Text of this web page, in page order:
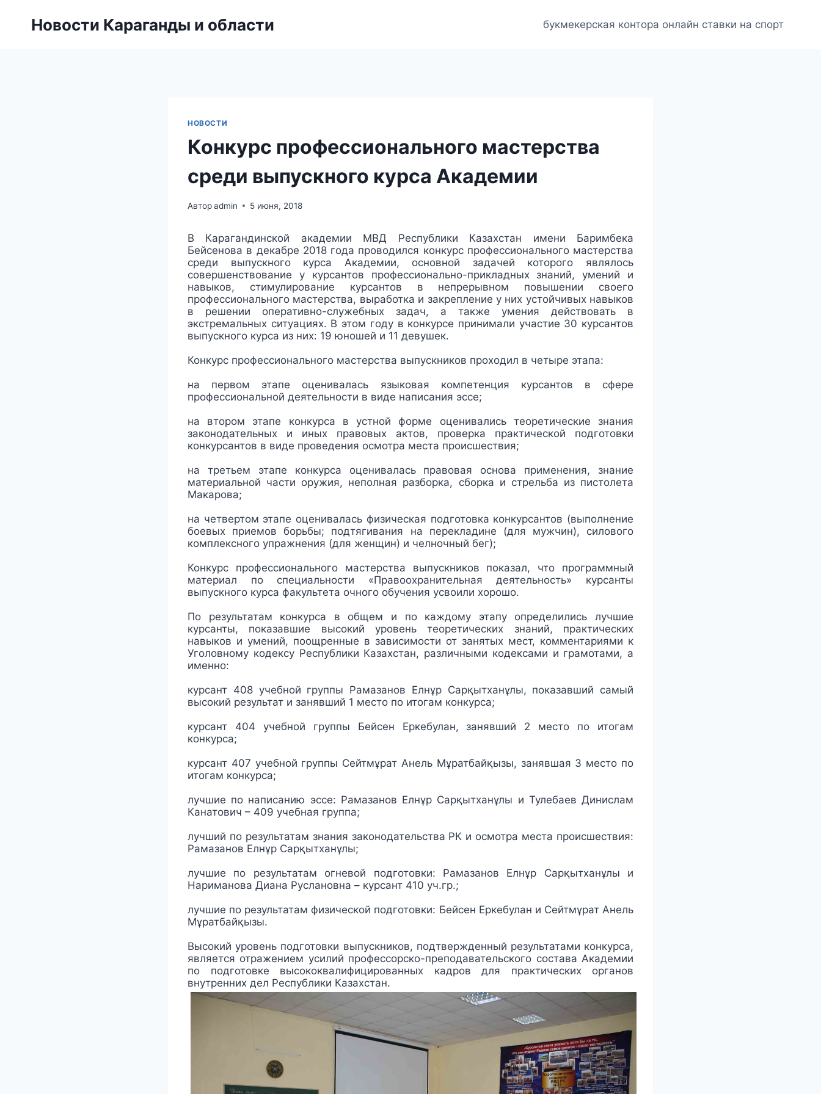
Новости Караганды и области букмекерская контора онлайн ставки на спорт
НОВОСТИ
Конкурс профессионального мастерства
среди выпускного курса Академии
Авторadmin 5 июня, 2018
В Карагандинской академии МВД Республики Казахстан имени Баримбека
Бейсенова в декабре 2018 года проводился конкурс профессионального мастерства
среди выпускного курса Академии, основной задачей которого являлось
совершенствование у курсантов профессионально-прикладных знаний, умений и
навыков, стимулирование курсантов в непрерывном повышении своего
профессионального мастерства, выработка и закрепление у них устойчивых навыков
в решении оперативно-служебных задач, а также умения действовать в
экстремальных ситуациях. В этом году в конкурсе принимали участие 30 курсантов
выпускного курса из них: 19 юношей и 11 девушек.
Конкурс профессионального мастерства выпускников проходил в четыре этапа:
на первом этапе оценивалась языковая компетенция курсантов в сфере
профессиональной деятельности в виде написания эссе;
на втором этапе конкурса в устной форме оценивались теоретические знания
законодательных и иных правовых актов, проверка практической подготовки
конкурсантов в виде проведения осмотра места происшествия;
на третьем этапе конкурса оценивалась правовая основа применения, знание
материальной части оружия, неполная разборка, сборка и стрельба из пистолета
Макарова;
на четвертом этапе оценивалась физическая подготовка конкурсантов (выполнение
боевых приемов борьбы; подтягивания на перекладине (для мужчин), силового
комплексного упражнения (для женщин) и челночный бег);
Конкурс профессионального мастерства выпускников показал, что программный
материал по специальности «Правоохранительная деятельность» курсанты
выпускного курса факультета очного обучения усвоили хорошо.
По результатам конкурса в общем и по каждому этапу определились лучшие
курсанты, показавшие высокий уровень теоретических знаний, практических
навыков и умений, поощренные в зависимости от занятых мест, комментариями к
Уголовному кодексу Республики Казахстан, различными кодексами и грамотами, а
именно:
курсант 408 учебной группы Рамазанов Елнұр Сарқытханұлы, показавший самый
высокий результат и занявший 1 место по итогам конкурса;
курсант 404 учебной группы Бейсен Еркебулан, занявший 2 место по итогам
конкурса;
курсант 407 учебной группы Сейтмұрат Анель Мұратбайқызы, занявшая 3 место по
итогам конкурса;
лучшие по написанию эссе: Рамазанов Елнұр Сарқытханұлы и Тулебаев Динислам
Канатович – 409 учебная группа;
лучший по результатам знания законодательства РК и осмотра места происшествия:
Рамазанов Елнұр Сарқытханұлы;
лучшие по результатам огневой подготовки: Рамазанов Елнұр Сарқытханұлы и
Нариманова Диана Руслановна – курсант 410 уч.гр.;
лучшие по результатам физической подготовки: Бейсен Еркебулан и Сейтмұрат Анель
Мұратбайқызы.
Высокий уровень подготовки выпускников, подтвержденный результатами конкурса,
является отражением усилий профессорско-преподавательского состава Академии
по подготовке высококвалифицированных кадров для практических органов
внутренних дел Республики Казахстан.